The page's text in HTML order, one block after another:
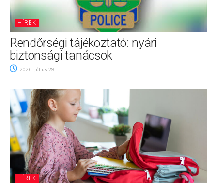
HÍREK
Rendőrségi tájékoztató: nyári
biztonsági tanácsok
2026. július 29.
HÍREK